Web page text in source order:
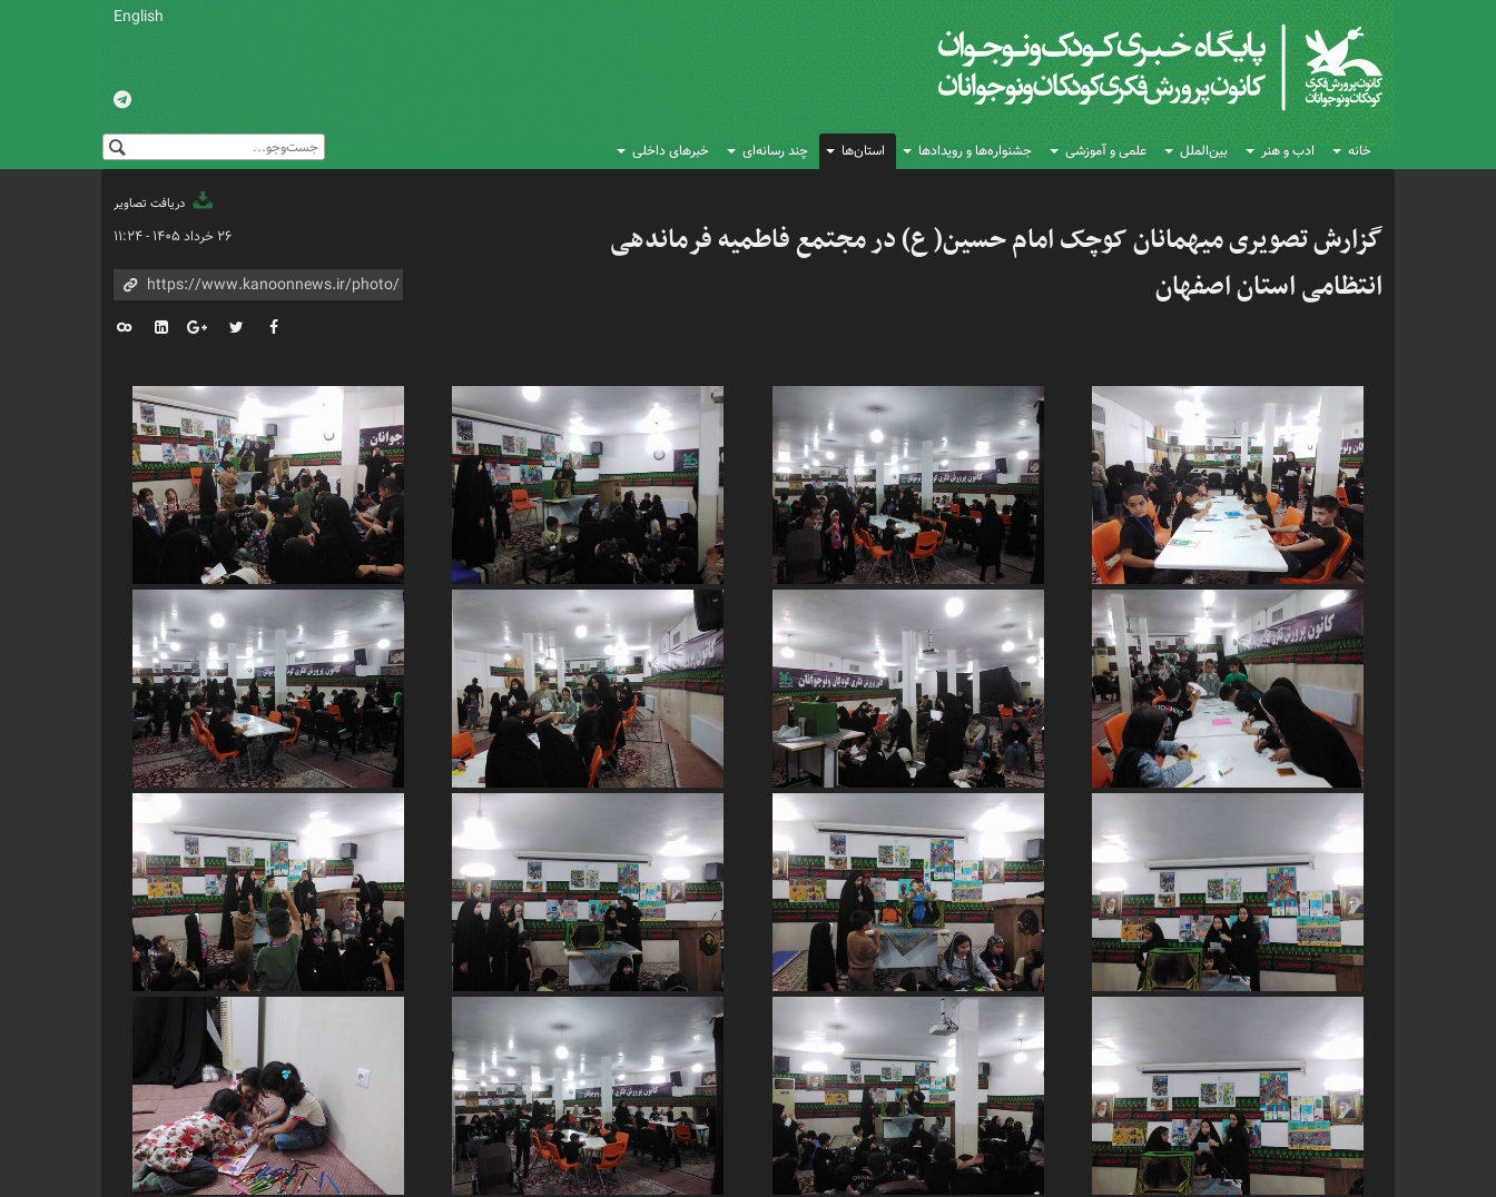
English
خانه ادب و هنر بین‌الملل علمی و آموزشی جشنواره‌ها و رویدادها استان‌ها چند رسانه‌ای خبرهای داخلی
دریافت تصاویر
گزارش تصویری میهمانان کوچک امام حسین( ع) در مجتمع فاطمیه فرماندهی
انتظامی استان اصفهان
۲۶ خرداد ۱۴۰۵ - ۱۱:۲۴